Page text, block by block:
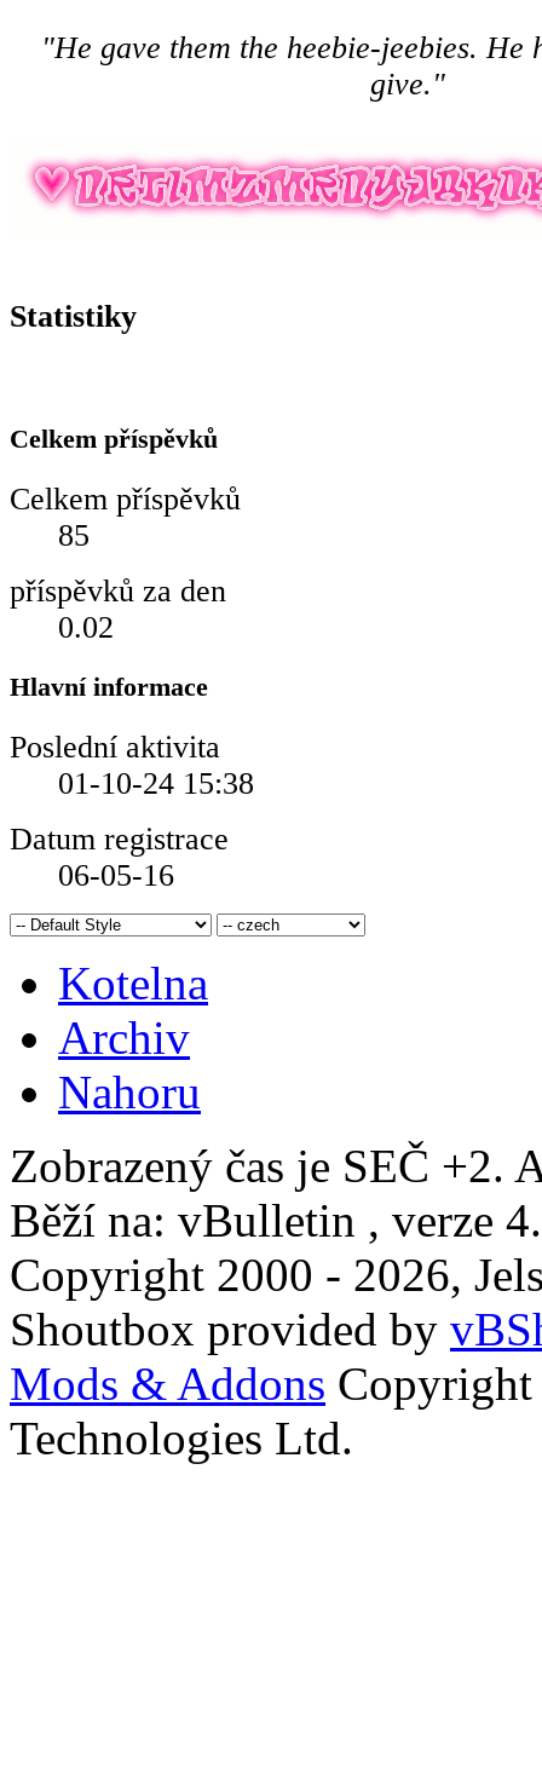
"He gave them the heebie-jeebies. He
give."
Statistiky
Celkem příspěvků
Celkem příspěvků
85
příspěvků za den
0.02
Hlavní informace
Poslední aktivita
01-10-24 15:38
Datum registrace
06-05-16
Kotelna
Archiv
Nahoru
Zobrazený čas je SEČ +2.
Běží na: vBulletin , verze
Copyright 2000 - 2026,
Shoutbox provided by
Mods & Addons
Technologies Ltd.